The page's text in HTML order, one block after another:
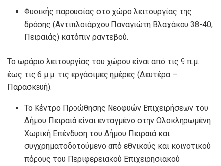
Φυσικής παρουσίας στο χώρο λειτουργίας της
δράσης (Αντιπλοιάρχου Παναγιώτη Βλαχάκου 38-40,
Πειραιάς) κατόπιν ραντεβού.
Το ωράριο λειτουργίας του χώρου είναι από τις 9 π.μ.
έως τις 6 μ.μ. τις εργάσιμες ημέρες (Δευτέρα –
Παρασκευή).
Το Κέντρο Προώθησης Νεοφυών Επιχειρήσεων του
Δήμου Πειραιά είναι ενταγμένο στην Ολοκληρωμένη
Χωρική Επένδυση του Δήμου Πειραιά και
συγχρηματοδοτούμενο από εθνικούς και κοινοτικού
πόρους του Περιφερειακού Επιχειρησιακού